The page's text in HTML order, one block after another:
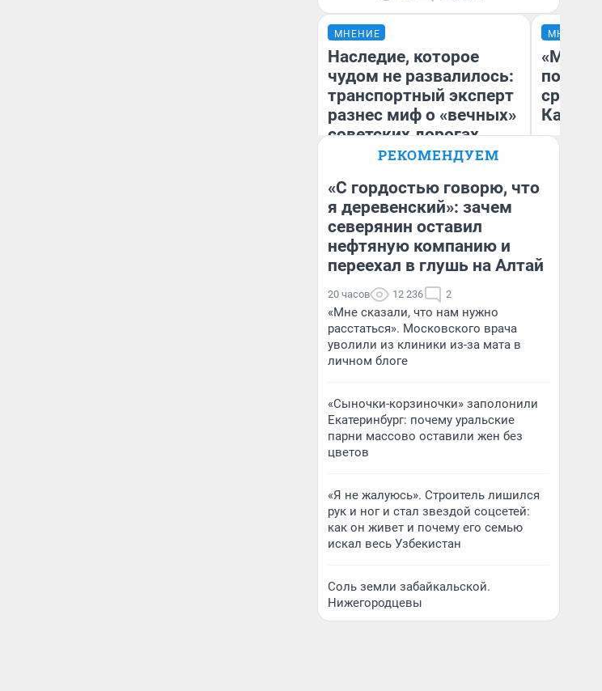
МНЕНИЕ
Наследие, которое
чудом не развалилось:
транспортный эксперт
разнес миф о «вечных»
советских дорогах
Олег Арефьев
владелец в транспортном
бизнесе
МНЕНИЕ
РЕКОМЕНДУЕМ
«С гордостью говорю, что
я деревенский»: зачем
северянин оставил
нефтяную компанию и
переехал в глушь на Алтай
20 часов 12 236 2
«Мне сказали, что нам нужно
расстаться». Московского врача
уволили из клиники из-за мата в
личном блоге
«Сыночки-корзиночки» заполонили
Екатеринбург: почему уральские
парни массово оставили жен без
цветов
«Я не жалуюсь». Строитель лишился
рук и ног и стал звездой соцсетей:
как он живет и почему его семью
искал весь Узбекистан
Соль земли забайкальской.
Нижегородцевы